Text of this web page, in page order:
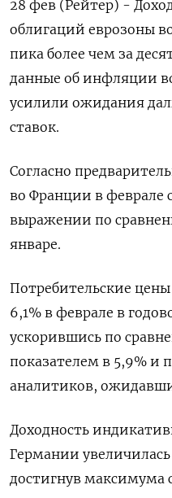
28 фев (Рейтер) -
облигаций еврозоны
пика более чем за
данные об инфляции
усилили ожидания
ставок.
Согласно
во Франции в феврале
выражении по
январе.
Потребительские
6,1% в феврале в
ускорившись по
показателем в 5,9% и
аналитиков,
Доходность
Германии
достигнув максимума